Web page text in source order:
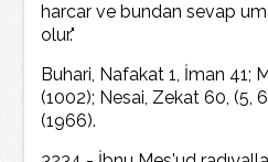
harcar ve bundan sevap
olur."
Buhari, Nafakat 1, İman 41;
(1002); Nesai, Zekat 60, (5,
(1966).